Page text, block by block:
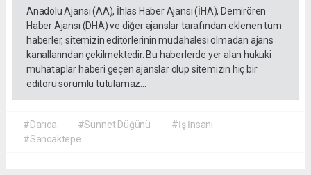
Anadolu Ajansı (AA), İhlas Haber Ajansı (İHA), Demirören
Haber Ajansı (DHA) ve diğer ajanslar tarafından eklenen tüm
haberler, sitemizin editörlerinin müdahalesi olmadan ajans
kanallarından çekilmektedir. Bu haberlerde yer alan hukuki
muhataplar haberi geçen ajanslar olup sitemizin hiç bir
editörü sorumlu tutulamaz...
#Darıca #Sünnet Düğünü
#İş İnsanı
#Sancaktepe